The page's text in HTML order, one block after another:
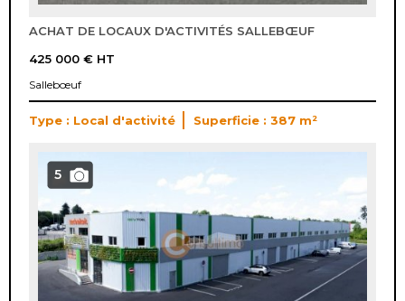
ACHAT DE LOCAUX D'ACTIVITÉS SALLEBŒUF
425 000 € HT
Sallebœuf
Type : Local d'activité Superficie : 387 m²
5